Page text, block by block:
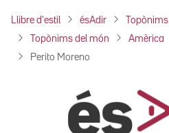
Llibre d'estil ésAdir Topònims
Topònims del món Amèrica
Perito Moreno